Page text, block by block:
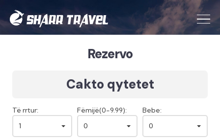
Rezervo
Cakto qytetet
Të rrtur: Fëmijë(0-9.99):
Bebe:
1
0 0